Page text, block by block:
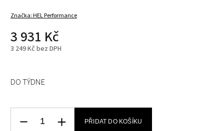
Značka:HEL Performance
3 931 Kč
3 249 Kč bez DPH
DO TÝDNE
PŘIDAT DO KOŠÍKU